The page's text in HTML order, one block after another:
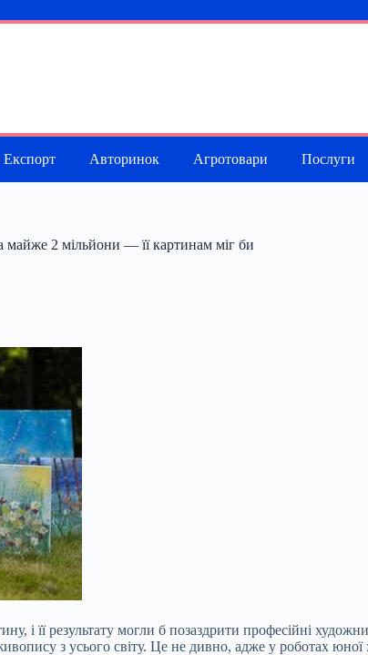
Експорт Авторинок Агротовари Послуги
майже 2 мільйони — її картинам міг би
і її результату могли б позаздрити професійні
з усього світу. Це не дивно, адже у роботах